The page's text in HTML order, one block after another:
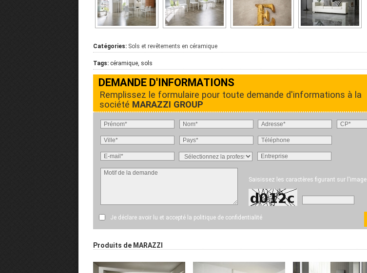
Catégories: Sols et revêtements en céramique
Tags: céramique, sols
DEMANDE D'INFORMATIONS
Remplissez le formulaire pour toute demande d'informations à la
société MARAZZI GROUP
Saisissez les caractères figurant sur l'image
Je déclare avoir lu et accepté la politique de confidentialité
Produits de MARAZZI